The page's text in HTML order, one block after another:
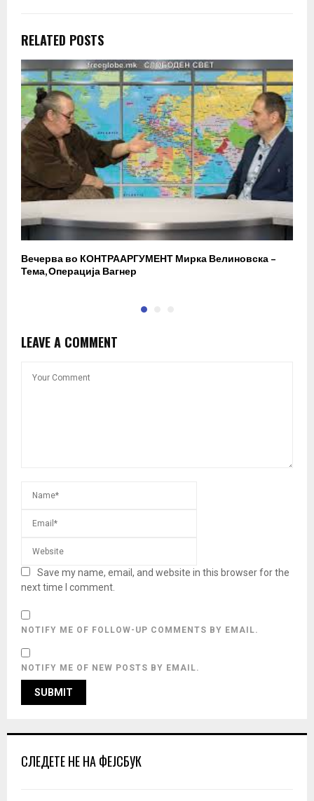
RELATED POSTS
Вечерва во КОНТРААРГУМЕНТ Мирка Велиновска –
Тема, Операција Вагнер
LEAVE A COMMENT
Save my name, email, and website in this browser for the
next time I comment.
NOTIFY ME OF FOLLOW-UP COMMENTS BY EMAIL.
NOTIFY ME OF NEW POSTS BY EMAIL.
СЛЕДЕТЕ НЕ НА ФЕЈСБУК